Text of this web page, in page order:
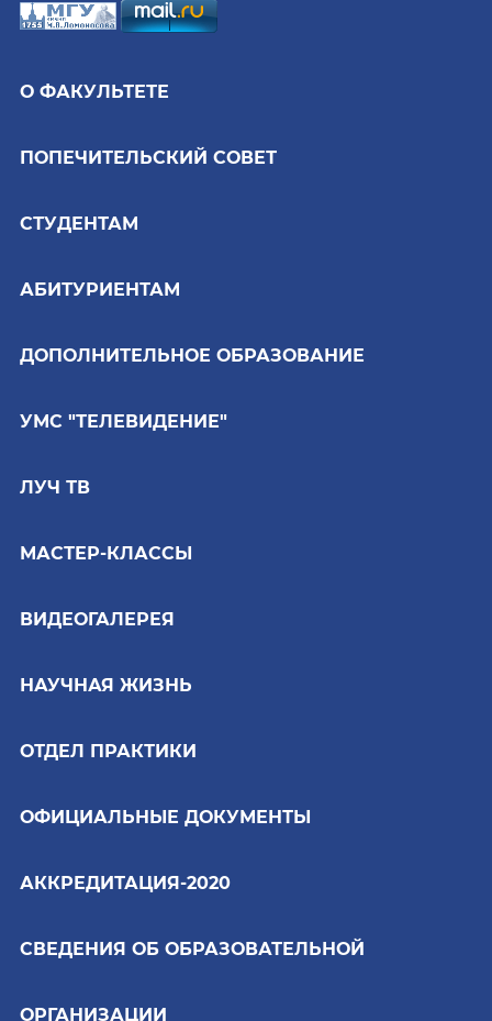
О ФАКУЛЬТЕТЕ
ПОПЕЧИТЕЛЬСКИЙ СОВЕТ
СТУДЕНТАМ
АБИТУРИЕНТАМ
ДОПОЛНИТЕЛЬНОЕ ОБРАЗОВАНИЕ
УМС "ТЕЛЕВИДЕНИЕ"
ЛУЧ ТВ
МАСТЕР-КЛАССЫ
ВИДЕОГАЛЕРЕЯ
НАУЧНАЯ ЖИЗНЬ
ОТДЕЛ ПРАКТИКИ
ОФИЦИАЛЬНЫЕ ДОКУМЕНТЫ
АККРЕДИТАЦИЯ-2020
СВЕДЕНИЯ ОБ ОБРАЗОВАТЕЛЬНОЙ
ОРГАНИЗАЦИИ